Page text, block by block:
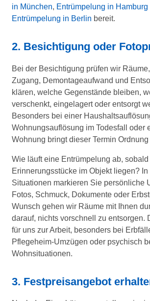
in München, Entrümpelung in Hamburg
Entrümpelung in Berlin bereit.
2. Besichtigung oder
Bei der Besichtigung prüfen wir
Zugang, Demontageaufwand und
klären, welche Gegenstände bleiben,
verschenkt, eingelagert oder entsorgt
Besonders bei einer
Wohnungsauflösung im Todesfall oder
Wohnung bringt dieser Termin
Wie läuft eine Entrümpelung ab, sobald
Erinnerungsstücke im Objekt liegen?
Situationen markieren Sie persönliche
Fotos, Schmuck, Dokumente oder
Wunsch gehen wir Räume mit Ihnen
darauf, nichts vorschnell zu entsorgen.
für uns zur Arbeit, besonders bei
Pflegeheim-Umzügen oder psychisch
Wohnsituationen.
3. Festpreisangebot